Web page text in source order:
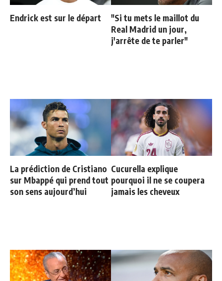
Endrick est sur le départ
"Si tu mets le maillot du
Real Madrid un jour,
j'arrête de te parler"
La prédiction de Cristiano
sur Mbappé qui prend tout
son sens aujourd’hui
Cucurella explique
pourquoi il ne se coupera
jamais les cheveux